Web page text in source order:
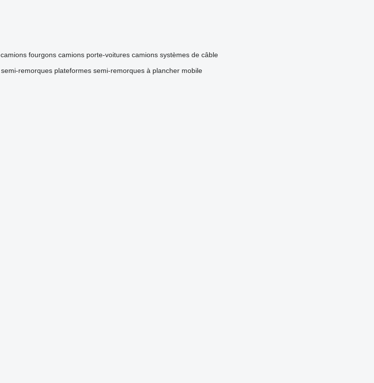
camions fourgons camions porte-voitures camions systèmes de câble
semi-remorques plateformes semi-remorques à plancher mobile